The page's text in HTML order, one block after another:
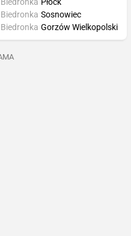
Biedronka Sosnowiec
Biedronka Gorzów Wielkopolski